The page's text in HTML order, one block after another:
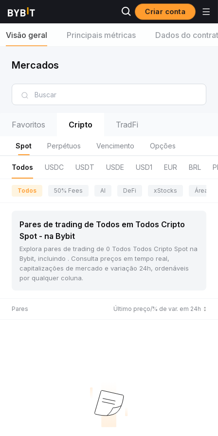
Criar conta
Visão geral Principais métricas Dados do
Mercados
Favoritos Cripto TradFi
Spot Perpétuos Vencimento Opções
Todos USDC USDT USDE USD1 EUR BRL
Todos 50% Fees AI DeFi xStocks Área da
Pares de trading de Todos em Todos Cripto
Spot - na Bybit
Explora pares de trading de 0 Todos Todos Cripto Spot na
Bybit, incluindo . Consulta preços em tempo real,
capitalizações de mercado e variação 24h, ordenáveis
por qualquer coluna.
Pares Último preço/% de var. em 24h